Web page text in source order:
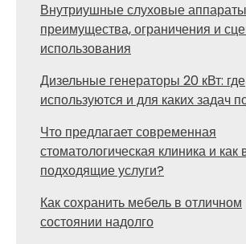
Внутриушные слуховые
преимущества, ограничения и
использования
Дизельные генераторы 20 кВт: где
используются и для каких задач
Что предлагает современная
стоматологическая клиника и как
подходящие услуги?
Как сохранить мебель в отличном
состоянии надолго